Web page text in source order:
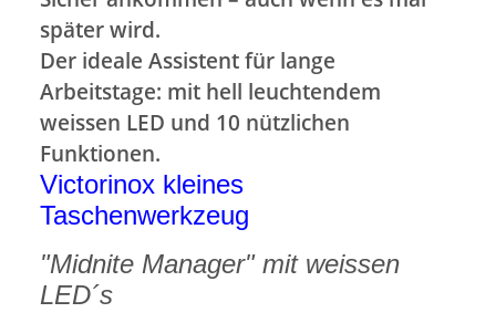
später wird.
Der ideale Assistent für lange
Arbeitstage: mit hell leuchtendem
weissen LED und 10 nützlichen
Funktionen.
Victorinox kleines
Taschenwerkzeug
"Midnite Manager" mit weissen
LED´s